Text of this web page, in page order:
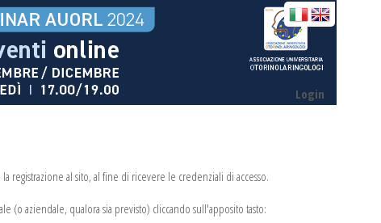
Login
registrazione al sito, al fine di ricevere le credenziali di accesso.
(o aziendale, qualora sia previsto) cliccando sull'apposito tasto: